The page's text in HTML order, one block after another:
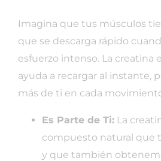
Imagina que tus músculos
que se descarga rápido
esfuerzo intenso. La creatina
ayuda a recargar al instante,
más de ti en cada
Es Parte de Ti: La
compuesto natural que
y que también